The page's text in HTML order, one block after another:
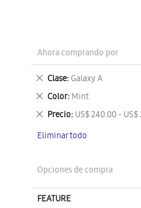
Ahora comprando por
Clase Galaxy A
Eliminar
este
artículo
Color Mint
Eliminar
este
artículo
Precio US$ 240.00 - US$
Eliminar
artículo
Eliminar todo
Opciones de compra
FEATURE